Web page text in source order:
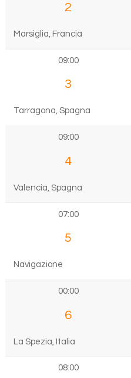
2
Marsiglia, Francia
09:00
3
Tarragona, Spagna
09:00
4
Valencia, Spagna
07:00
5
Navigazione
00:00
6
La Spezia, Italia
08:00